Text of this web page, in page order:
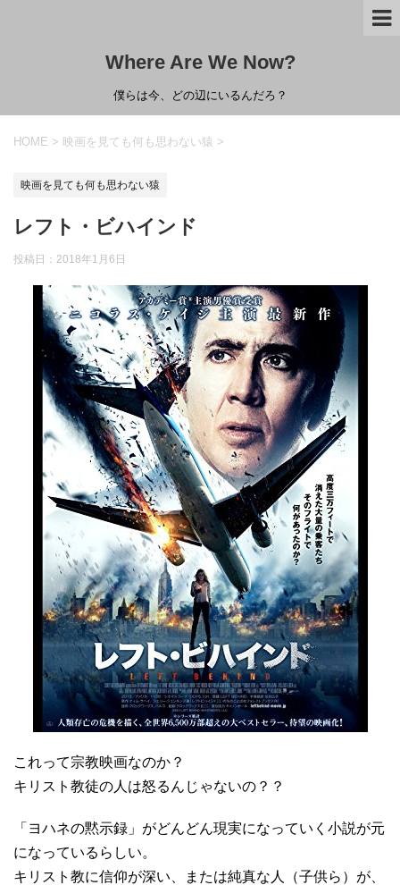
Where Are We Now?
僕らは今、どの辺にいるんだろ？
HOME > 映画を見ても何も思わない猿 >
映画を見ても何も思わない猿
レフト・ビハインド
投稿日： 2018年1月6日
これって宗教映画なのか？
キリスト教徒の人は怒るんじゃないの？？
「ヨハネの黙示録」がどんどん現実になっていく小説が元
になっているらしい。
キリスト教に信仰が深い、または純真な人（子供ら）が、